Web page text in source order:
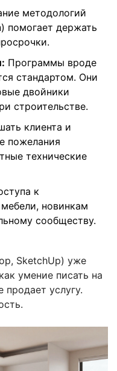
методологий
помогает держать
Программы вроде
стандартом. Они
двойники
строительстве.
клиента и
пожелания
технические
к
новинкам
сообществу.
SketchUp) уже
умение писать на
продает услугу.